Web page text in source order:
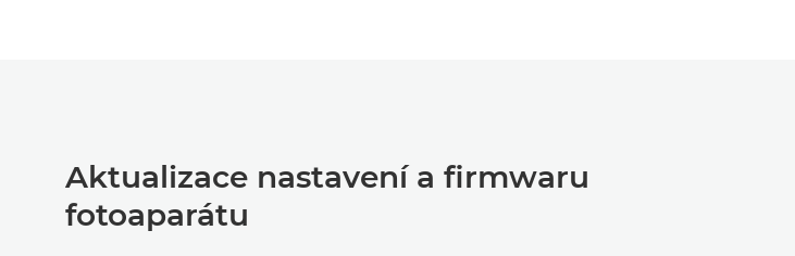
Aktualizace nastavení a firmwaru
fotoaparátu